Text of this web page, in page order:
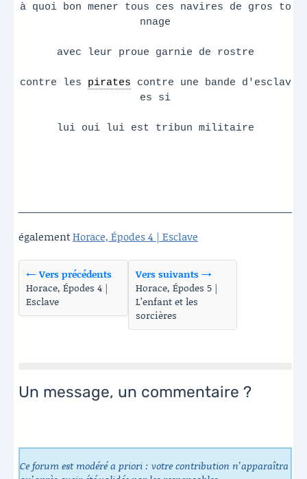
à quoi bon mener tous ces navires de gros to
nnage
avec leur proue garnie de rostre
contre les pirates contre une bande d'esclav
es si
lui oui lui est tribun militaire
égalementHorace, Épodes 4 | Esclave
← Vers précédents
Horace, Épodes 4 |
Esclave
Vers suivants →
Horace, Épodes 5 |
L’enfant et les
sorcières
Un message, un commentaire ?
Ce forum est modéré a priori : votre contribution n’apparaîtra